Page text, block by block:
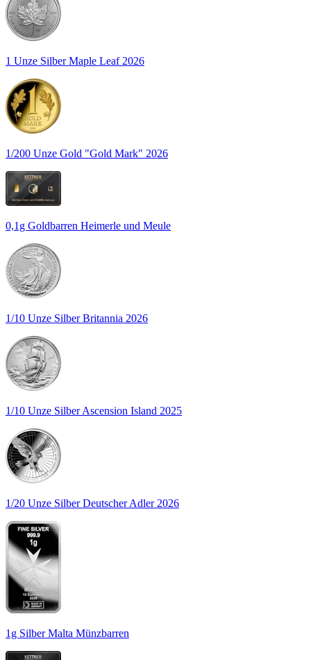
1 Unze Silber Maple Leaf 2026
1/200 Unze Gold "Gold Mark" 2026
0,1g Goldbarren Heimerle und Meule
1/10 Unze Silber Britannia 2026
1/10 Unze Silber Ascension Island 2025
1/20 Unze Silber Deutscher Adler 2026
1g Silber Malta Münzbarren